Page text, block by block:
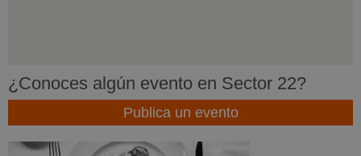
¿Conoces algún evento en Sector 22?
Publica un evento